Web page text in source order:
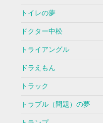
トイレの夢
ドクター中松
トライアングル
ドラえもん
トラック
トラブル（問題）の夢